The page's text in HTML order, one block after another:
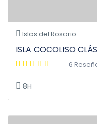
Islas del Rosario
ISLA COCOLISO
6
8H